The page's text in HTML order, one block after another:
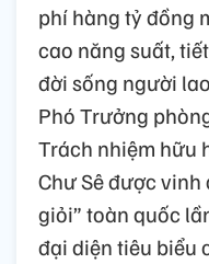
phí hàng tỷ đồng
cao năng suất,
đời sống người
Phó Trưởng
Trách nhiệm hữu
Chư Sê được
giỏi” toàn quốc
đại diện tiêu biểu